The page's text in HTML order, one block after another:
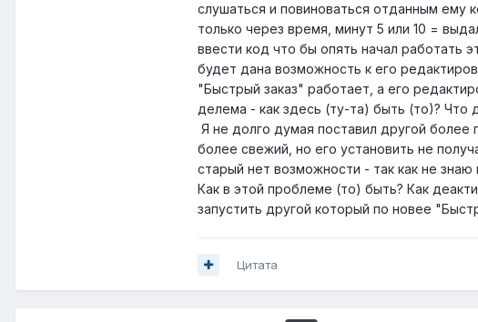
слушаться и повиноваться отданным ему
только через время, минут 5 или 10 =
ввести код что бы опять начал работать
будет дана возможность к его
"Быстрый заказ" работает, а его
делема - как здесь (ту-та) быть (то)? Что
Я не долго думая поставил другой
более свежий, но его установить не
старый нет возможности - так как не знаю
Как в этой проблеме (то) быть? Как
запустить другой который по новее
Цитата